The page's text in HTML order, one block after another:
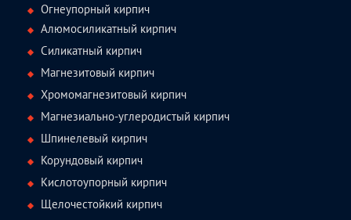
Огнеупорный кирпич
Алюмосиликатный кирпич
Силикатный кирпич
Магнезитовый кирпич
Хромомагнезитовый кирпич
Магнезиально-углеродистый кирпич
Шпинелевый кирпич
Корундовый кирпич
Кислотоупорный кирпич
Щелочестойкий кирпич